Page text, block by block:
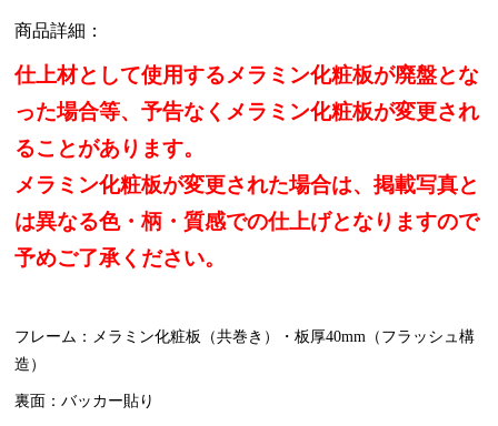
商品詳細：
仕上材として使用するメラミン化粧板が廃盤とな
った場合等、予告なくメラミン化粧板が変更され
ることがあります。
メラミン化粧板が変更された場合は、掲載写真と
は異なる色・柄・質感での仕上げとなりますので
予めご了承ください。
フレーム：メラミン化粧板（共巻き）・板厚40mm（フラッシュ構
造）
裏面：バッカー貼り